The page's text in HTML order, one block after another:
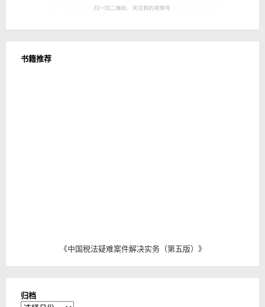
书籍推荐
《中国税法疑难案件解决实务（第五版） 》
归档